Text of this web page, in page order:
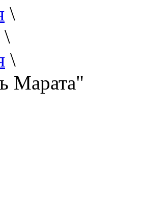
\
\
\
Марата"